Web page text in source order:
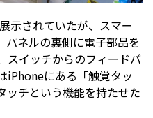
示されていたが、スマー
パネルの裏側に電子部品を
スイッチからのフィードバ
iPhoneにある「触覚タッ
ッチという機能を持たせた